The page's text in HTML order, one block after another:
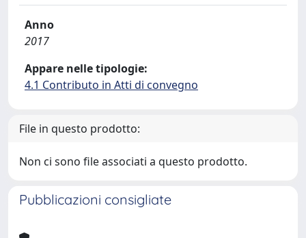
Anno
2017
Appare nelle tipologie:
4.1 Contributo in Atti di convegno
File in questo prodotto:
Non ci sono file associati a questo prodotto.
Pubblicazioni consigliate